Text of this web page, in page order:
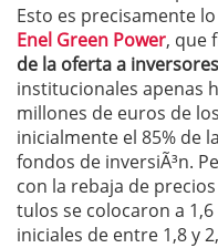
Esto es precisamente
Enel Green Power, que
de la oferta a
institucionales apenas
millones de euros de
inicialmente el 85% de
fondos de inversiÃ³n.
con la rebaja de
tulos se colocaron a
iniciales de entre 1,8 y